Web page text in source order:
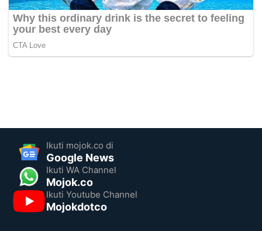
Ikuti mojok.co di
Google News
Ikuti WA Channel
Mojok.co
Ikuti Youtube Channel
Mojokdotco